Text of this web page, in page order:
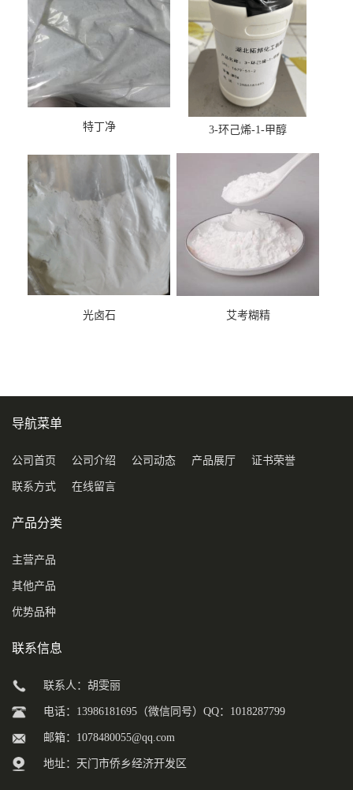
特丁净 3-环己烯-1-甲醇
光卤石 艾考糊精
导航菜单
公司首页 公司介绍 公司动态 产品展厅 证书荣誉
联系方式 在线留言
产品分类
主营产品
其他产品
优势品种
联系信息
联系人：胡雯丽
电话：13986181695（微信同号）QQ：1018287799
邮箱： 1078480055@qq.com
地址：天门市侨乡经济开发区